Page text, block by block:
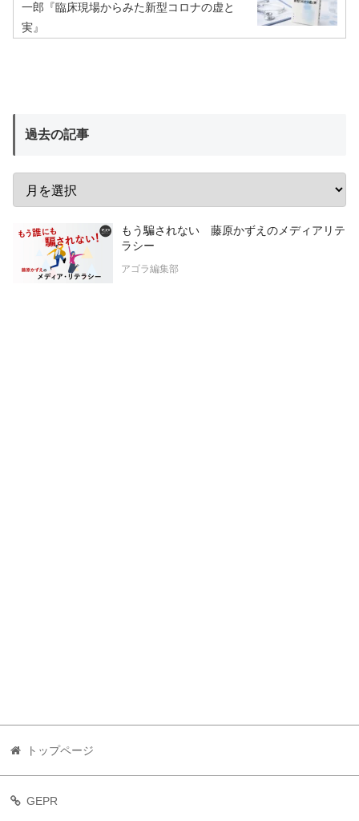
一郎『臨床現場からみた新型コロナの虚と
実』
過去の記事
もう騙されない 藤原かずえのメディアリテ
ラシー
アゴラ編集部
トップページ
GEPR